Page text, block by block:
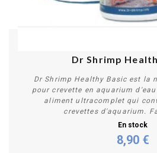
Dr Shrimp
Dr Shrimp Healthy Basic est la
pour crevette en aquarium
aliment ultracomplet qui
crevettes d'aquarium.
En stock
8,90 €